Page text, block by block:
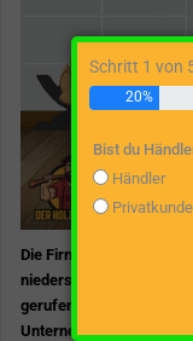
Die Firma Jansen
niedersächsischen
gerufen, und auch
Unternehmensführung
Schritt 1 von
20%
Bist du
Händler
Privatkunde